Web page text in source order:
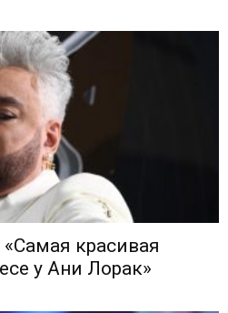
красивая
у Ани Лорак»